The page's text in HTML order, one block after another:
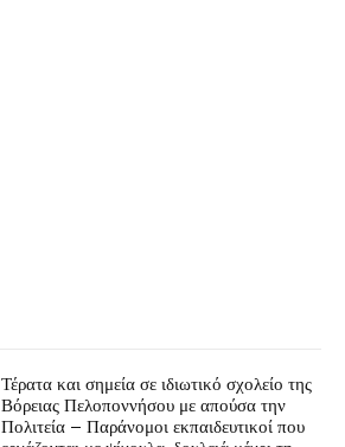
Τέρατα και σημεία σε ιδιωτικό σχολείο της
Βόρειας Πελοποννήσου με απούσα την
Πολιτεία – Παράνομοι εκπαιδευτικοί που